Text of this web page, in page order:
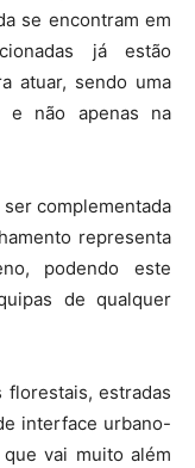
se encontram em
já estão
atuar, sendo uma
e não apenas na
complementada
representa
podendo este
de qualquer
estradas
interface urbano-
vai muito além